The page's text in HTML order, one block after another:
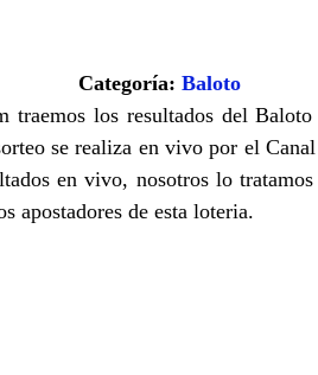
Categoría: Baloto
traemos los resultados del
se realiza en vivo por el
en vivo, nosotros lo
apostadores de esta loteria.